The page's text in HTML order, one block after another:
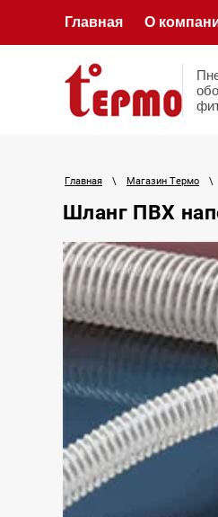
Главная О
Главная \ Магазин Термо \
Шланг ПВХ